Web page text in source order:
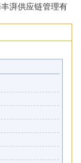
湃供应链管理有